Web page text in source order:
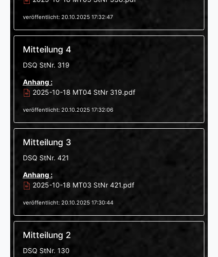
veröffentlicht: 20.10.2025 17:32:47
Mitteilung 4
DSQ StNr. 319
Anhang :
2025-10-18 MT04 StNr 319.pdf
veröffentlicht: 20.10.2025 17:32:06
Mitteilung 3
DSQ StNr. 421
Anhang :
2025-10-18 MT03 StNr 421.pdf
veröffentlicht: 20.10.2025 17:30:44
Mitteilung 2
DSQ StNr. 130